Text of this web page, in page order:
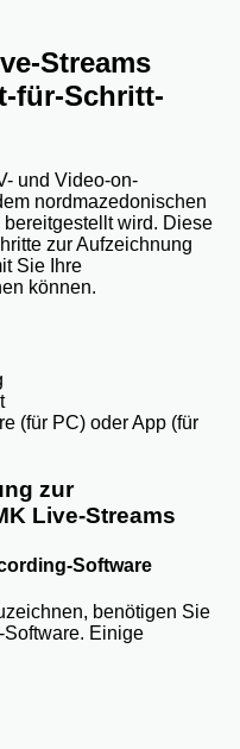
Streams
für-Schritt-
und Video-on-
nordmazedonischen
wird. Diese
zur Aufzeichnung
Sie Ihre
können.
(für PC) oder App (für
zur
Live-Streams
Software
benötigen Sie
Einige